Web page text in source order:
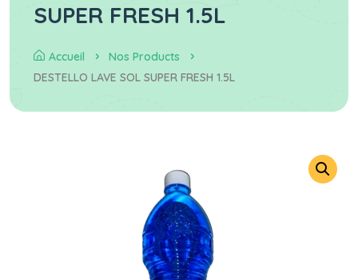
SUPER FRESH 1.5L
Accueil
Nos Products
DESTELLO LAVE SOL SUPER FRESH 1.5L